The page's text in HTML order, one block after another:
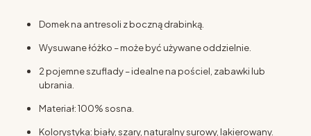
Domek na antresoli z boczną drabinką.
Wysuwane łóżko – może być używane oddzielnie.
2 pojemne szuflady – idealne na pościel, zabawki lub
ubrania.
Materiał: 100% sosna.
Kolorystyka: biały, szary, naturalny surowy, lakierowany.